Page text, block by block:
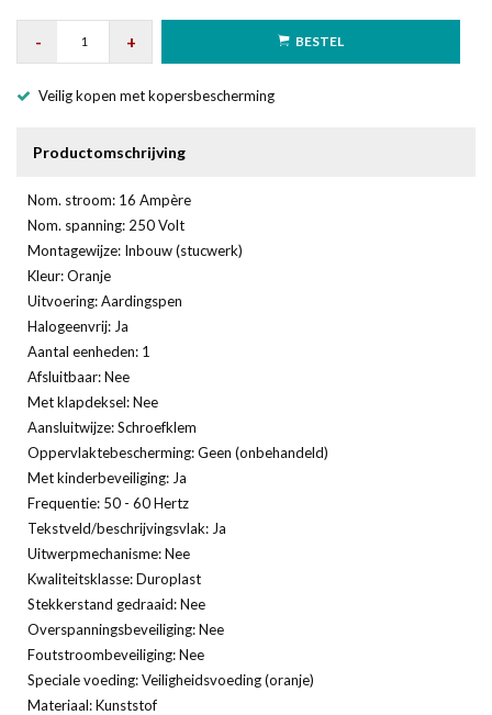
- + BESTEL
Veilig kopen met kopersbescherming
Productomschrijving
Nom. stroom: 16 Ampère
Nom. spanning: 250 Volt
Montagewijze: Inbouw (stucwerk)
Kleur: Oranje
Uitvoering: Aardingspen
Halogeenvrij: Ja
Aantal eenheden: 1
Afsluitbaar: Nee
Met klapdeksel: Nee
Aansluitwijze: Schroefklem
Oppervlaktebescherming: Geen (onbehandeld)
Met kinderbeveiliging: Ja
Frequentie: 50 - 60 Hertz
Tekstveld/beschrijvingsvlak: Ja
Uitwerpmechanisme: Nee
Kwaliteitsklasse: Duroplast
Stekkerstand gedraaid: Nee
Overspanningsbeveiliging: Nee
Foutstroombeveiliging: Nee
Speciale voeding: Veiligheidsvoeding (oranje)
Materiaal: Kunststof